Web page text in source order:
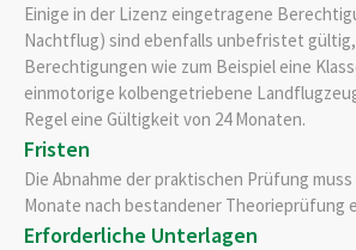
Einige in der Lizenz eingetragene
Nachtflug) sind ebenfalls unbefristet
Berechtigungen wie zum Beispiel eine
einmotorige kolbengetriebene
Regel eine Gültigkeit von 24 Monaten.
Fristen
Die Abnahme der praktischen Prüfung
Monate nach bestandener Theorieprüfung
Erforderliche Unterlagen